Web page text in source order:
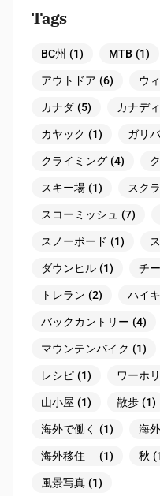
Tags
BC州 (1) MTB (1)
アウトドア (6) ウ
カナダ (5) カナデ
カヤック (1) ガリ
クライミング (4)
スキー場 (1) スク
スコーミッシュ (7)
スノーボード (1)
ダウンヒル (1) チ
トレラン (2) ハイ
バックカントリー (4)
マウンテンバイク (1)
レシピ (1) ワーホリ
山小屋 (1) 散歩 (1)
海外で働く (1) 海
海外移住 (1) 秋
風景写真 (1)